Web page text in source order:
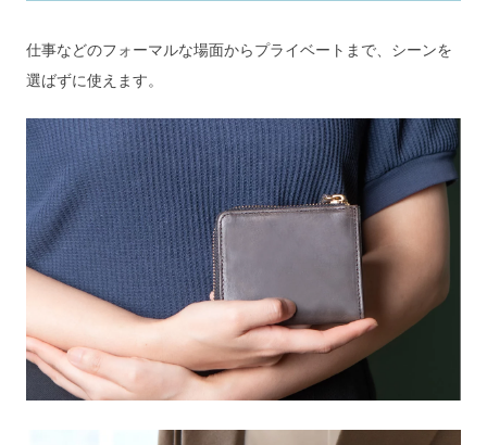
仕事などのフォーマルな場面からプライベートまで、シーンを
選ばずに使えます。